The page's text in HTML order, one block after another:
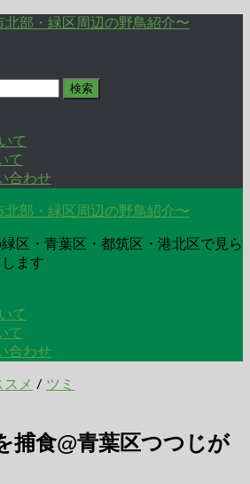
て
て
合わせ
区・青葉区・都筑区・港北区で見ら
ます
て
て
合わせ
スメ / ツミ
捕食@青葉区つつじが